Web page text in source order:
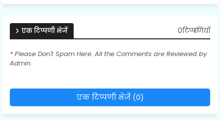
एक टिप्पणी भेजें 0टिप्पणियाँ
* Please Don't Spam Here. All the Comments are Reviewed by
Admin.
एक टिप्पणी भेजें (0)